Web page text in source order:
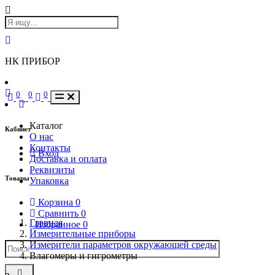
НК ПРИБОР
Кабинет
Вход
Товары
Корзина 0
Сравнить 0
Избранное 0
0 0 0
Каталог
О нас
Контакты
Доставка и оплата
Реквизиты
Упаковка
Главная
Измерительные приборы
Измерители параметров окружающей среды
Влагомеры и гигрометры